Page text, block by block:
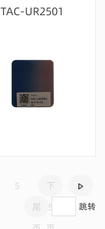
TAC-UR2501
5
下
5
尾
跳转